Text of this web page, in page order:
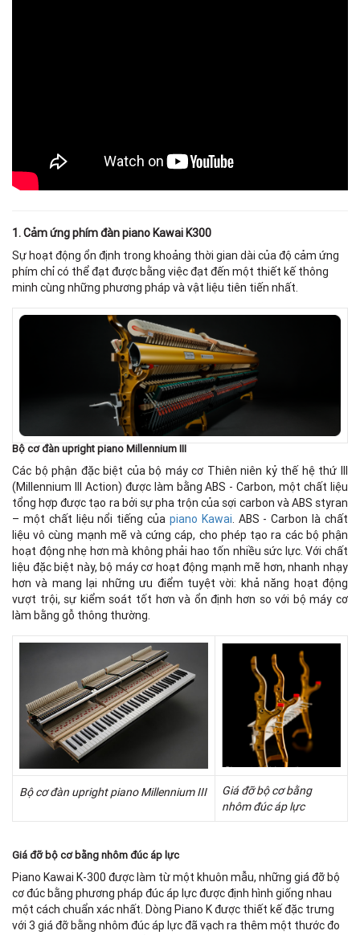
1. Cảm ứng phím đàn piano Kawai K300
Sự hoạt động ổn định trong khoảng thời gian dài của độ cảm ứng
phím chỉ có thể đạt được bằng việc đạt đến một thiết kế thông
minh cùng những phương pháp và vật liệu tiên tiến nhất.
Bộ cơ đàn upright piano Millennium III
Các bộ phận đặc biệt của bộ máy cơ Thiên niên kỷ thế hệ thứ III
(Millennium III Action) được làm bằng ABS - Carbon, một chất liệu
tổng hợp được tạo ra bởi sự pha trộn của sợi carbon và ABS styran
– một chất liệu nổi tiếng của piano Kawai. ABS - Carbon là chất
liệu vô cùng mạnh mẽ và cứng cáp, cho phép tạo ra các bộ phận
hoạt động nhẹ hơn mà không phải hao tốn nhiều sức lực. Với chất
liệu đặc biệt này, bộ máy cơ hoạt động mạnh mẽ hơn, nhanh nhạy
hơn và mang lại những ưu điểm tuyệt vời: khả năng hoạt động
vượt trội, sự kiểm soát tốt hơn và ổn định hơn so với bộ máy cơ
làm bằng gỗ thông thường.
Bộ cơ đàn upright piano Millennium III
Giá đỡ bộ cơ bằng
nhôm đúc áp lực
Giá đỡ bộ cơ bằng nhôm đúc áp lực
Piano Kawai K-300 được làm từ một khuôn mẫu, những giá đỡ bộ
cơ đúc bằng phương pháp đúc áp lực được định hình giống nhau
một cách chuẩn xác nhất. Dòng Piano K được thiết kế đặc trưng
với 3 giá đỡ bằng nhôm đúc áp lực đã vạch ra thêm một thước đo